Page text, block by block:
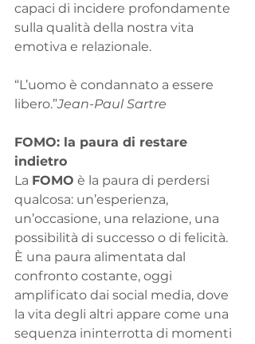
capaci di incidere profondamente
sulla qualità della nostra vita
emotiva e relazionale.
“L’uomo è condannato a essere
libero.”Jean-Paul Sartre
FOMO: la paura di restare
indietro
La FOMO è la paura di perdersi
qualcosa: un’esperienza,
un’occasione, una relazione, una
possibilità di successo o di felicità.
È una paura alimentata dal
confronto costante, oggi
amplificato dai social media, dove
la vita degli altri appare come una
sequenza ininterrotta di momenti